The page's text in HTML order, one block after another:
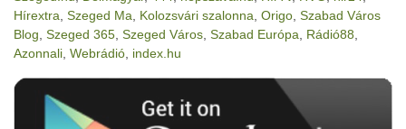
Hírextra Szeged Ma Kolozsvári szalonna Origo Szabad Város
Blog Szeged 365 Szeged Város Szabad Európa Rádió88
Azonnali Webrádió index.hu